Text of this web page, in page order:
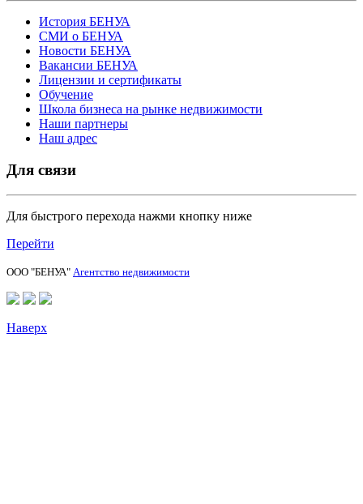
История БЕНУА
СМИ о БЕНУА
Новости БЕНУА
Вакансии БЕНУА
Лицензии и сертификаты
Обучение
Школа бизнеса на рынке недвижимости
Наши партнеры
Наш адрес
Для связи
Для быстрого перехода нажми кнопку ниже
Перейти
ООО "БЕНУА" Агентство недвижимости
Наверх